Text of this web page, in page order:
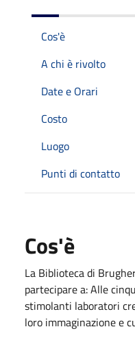
Cos'è
A chi è rivolto
Date e Orari
Costo
Luogo
Punti di contatto
Cos'è
La Biblioteca di
partecipare a: Alle
stimolanti laboratori
loro immaginazione e